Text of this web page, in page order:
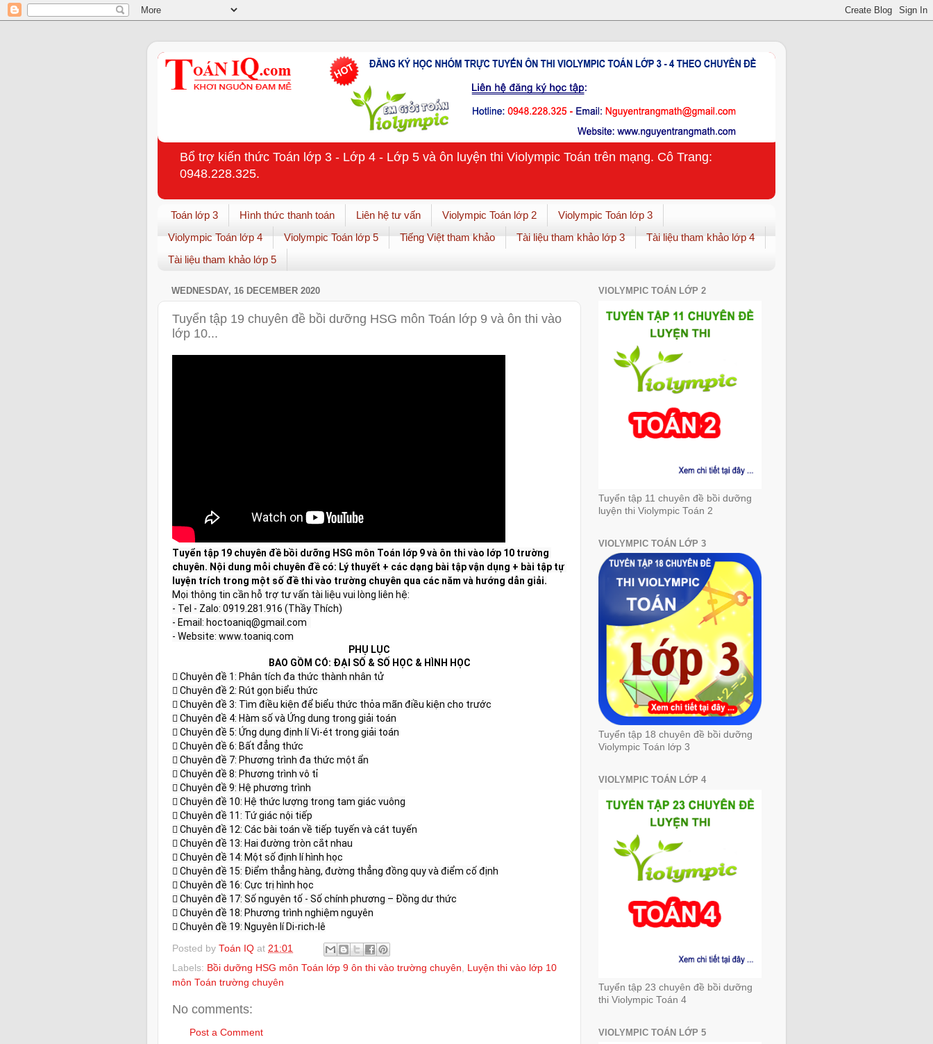
Bổ trợ kiến thức Toán lớp 3 - Lớp 4 - Lớp 5 và ôn luyện thi Violympic Toán trên mạng. Cô Trang:
0948.228.325.
Toán lớp 3 Hình thức thanh toán Liên hệ tư vấn Violympic Toán lớp 2
Violympic Toán lớp 3
Violympic Toán lớp 4
Violympic Toán lớp 5 Tiếng Việt tham khảo Tài liệu tham khảo lớp 3
Tài liệu tham khảo lớp 4
Tài liệu tham khảo lớp 5
WEDNESDAY, 16 DECEMBER 2020
Tuyển tập 19 chuyên đề bồi dưỡng HSG môn Toán lớp 9 và ôn thi vào
lớp 10...
Tuyển tập 19 chuyên đề bồi dưỡng HSG môn Toán lớp 9 và ôn thi vào lớp 10 trường
chuyên. Nội dung mỗi chuyên đề có: Lý thuyết + các dạng bài tập vận dụng + bài tập tự
luyện trích trong một số đề thi vào trường chuyên qua các năm và hướng dẫn giải.
Mọi thông tin cần hỗ trợ tư vấn tài liệu vui lòng liên hệ:
- Tel - Zalo: 0919.281.916 (Thầy Thích)
- Email: hoctoaniq@gmail.com
PHỤ LỤC
BAO GỒM CÓ: ĐẠI SỐ & SỐ HỌC & HÌNH HỌC
 Chuyên đề 1: Phân tích đa thức thành nhân tử
 Chuyên đề 2: Rút gọn biểu thức
 Chuyên đề 3: Tìm điều kiện để biểu thức thỏa mãn điều kiện cho trước
 Chuyên đề 4: Hàm số và Ứng dung trong giải toán
 Chuyên đề 5: Ứng dụng định lí Vi-ét trong giải toán
 Chuyên đề 6: Bất đẳng thức
 Chuyên đề 7: Phương trình đa thức một ẩn
 Chuyên đề 8: Phương trình vô tỉ
 Chuyên đề 9: Hệ phương trình
 Chuyên đề 10: Hệ thức lượng trong tam giác vuông
 Chuyên đề 11: Tứ giác nội tiếp
 Chuyên đề 12: Các bài toán về tiếp tuyến và cát tuyến
 Chuyên đề 13: Hai đường tròn cắt nhau
 Chuyên đề 14: Một số định lí hình học
 Chuyên đề 15: Điểm thẳng hàng, đường thẳng đồng quy và điểm cố định
 Chuyên đề 16: Cực trị hình học
 Chuyên đề 17: Số nguyên tố - Số chính phương – Đồng dư thức
 Chuyên đề 18: Phương trình nghiệm nguyên
 Chuyên đề 19: Nguyên lí Di-rich-lê
Posted by Toán IQ at 21:01
Labels: Bồi dưỡng HSG môn Toán lớp 9 ôn thi vào trường chuyên, Luyện thi vào lớp 10
môn Toán trường chuyên
No comments:
Post a Comment
VIOLYMPIC TOÁN LỚP 2
Tuyển tập 11 chuyên đề bồi dưỡng
luyện thi Violympic Toán 2
VIOLYMPIC TOÁN LỚP 3
Tuyển tập 18 chuyên đề bồi dưỡng
Violympic Toán lớp 3
VIOLYMPIC TOÁN LỚP 4
Tuyển tập 23 chuyên đề bồi dưỡng
thi Violympic Toán 4
VIOLYMPIC TOÁN LỚP 5